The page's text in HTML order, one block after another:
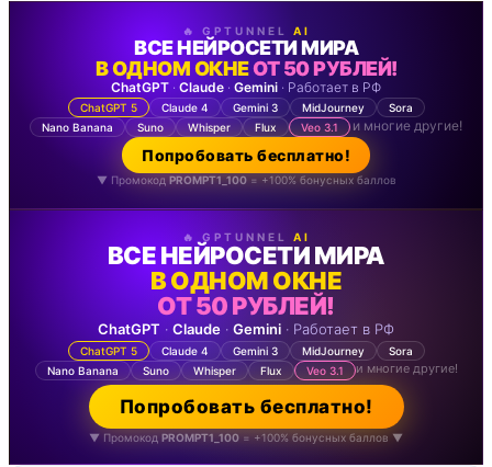
🔥 GPTUNNEL AI
ВСЕ НЕЙРОСЕТИ МИРА
В ОДНОМ ОКНЕОТ 50 РУБЛЕЙ!
ChatGPT · Claude · Gemini · Работает в РФ
ChatGPT 5 Claude 4 Gemini 3 MidJourney
Sora
Nano Banana
Suno Whisper Flux Veo 3.1 и многие другие!
Попробовать бесплатно!
▼ Промокод PROMPT1_100= +100% бонусных баллов
🔥 GPTUNNEL AI
ВСЕ НЕЙРОСЕТИ МИРА
В ОДНОМ ОКНЕ
ОТ 50 РУБЛЕЙ!
ChatGPT · Claude · Gemini · Работает в РФ
ChatGPT 5 Claude 4 Gemini 3 MidJourney
Sora
Nano Banana
Suno Whisper Flux Veo 3.1 и многие другие!
Попробовать бесплатно!
▼ Промокод PROMPT1_100 = +100% бонусных баллов ▼